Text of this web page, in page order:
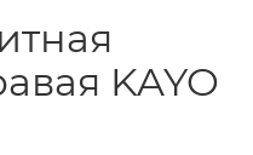
KAYO